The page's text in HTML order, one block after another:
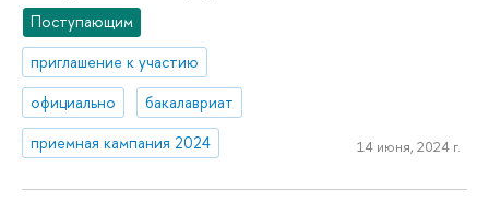
Поступающим
приглашение к участию
официально
бакалавриат
приемная кампания 2024
14 июня, 2024 г.